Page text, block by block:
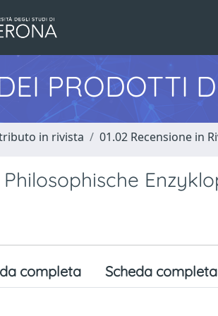
PRODOTTI
in rivista 01.02 Recensione in
Philosophische
completa Scheda